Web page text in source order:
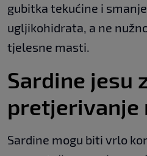
gubitka tekućine i
ugljikohidrata, a ne
tjelesne masti.
Sardine jesu
pretjerivanje
Sardine mogu biti vrlo